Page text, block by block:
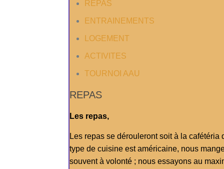
REPAS
ENTRAINEMENTS
LOGEMENT
ACTIVITES
TOURNOI AAU
REPAS
Les repas,
Les repas se dérouleront soit à la
type de cuisine est américaine, nous
souvent à volonté ; nous essayons au